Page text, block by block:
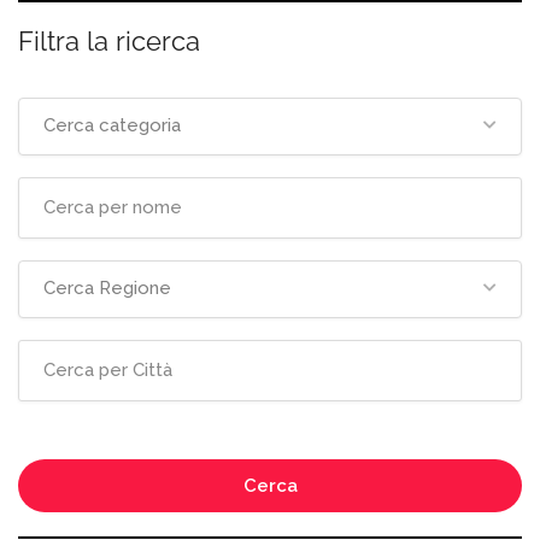
Filtra la ricerca
Cerca categoria
Cerca Regione
Cerca